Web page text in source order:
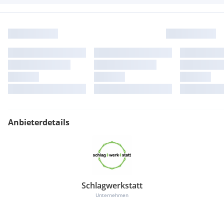
Anbieterdetails
Schlagwerkstatt
Unternehmen